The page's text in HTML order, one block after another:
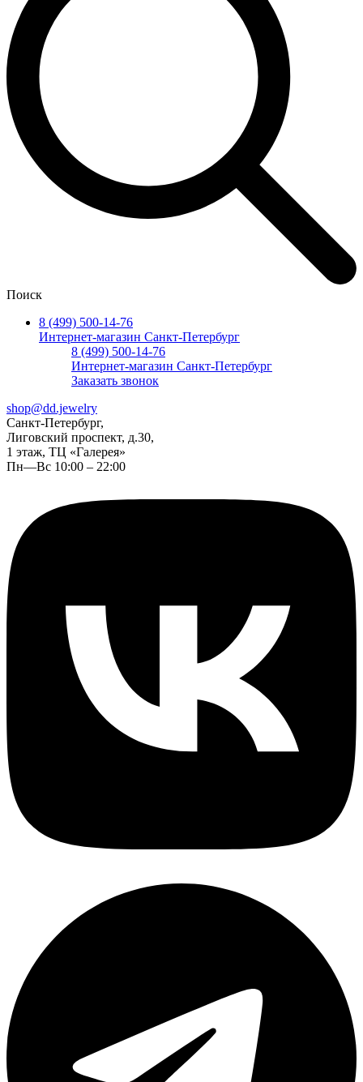
Поиск
8 (499) 500-14-76
Интернет-магазин Санкт-Петербург
8 (499) 500-14-76
Интернет-магазин Санкт-Петербург
Заказать звонок
shop@dd.jewelry
Санкт-Петербург,
Лиговский проспект, д.30,
1 этаж, ТЦ «Галерея»
Пн—Вс 10:00 – 22:00